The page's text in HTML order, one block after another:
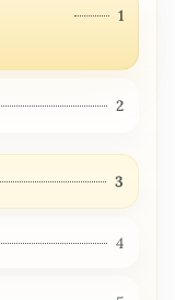
1
2
3
4